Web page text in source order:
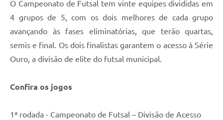
Serviços Online
O Campeonato de Futsal tem vinte equipes divididas em
4 grupos de 5, com os dois melhores de cada grupo
avançando às fases eliminatórias, que terão quartas,
semis e final. Os dois finalistas garantem o acesso à Série
Ouro, a divisão de elite do futsal municipal.
Confira os jogos
1ª rodada - Campeonato de Futsal – Divisão de Acesso